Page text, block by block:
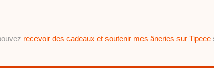
recevoir des cadeaux et soutenir mes âneries sur Tipeee